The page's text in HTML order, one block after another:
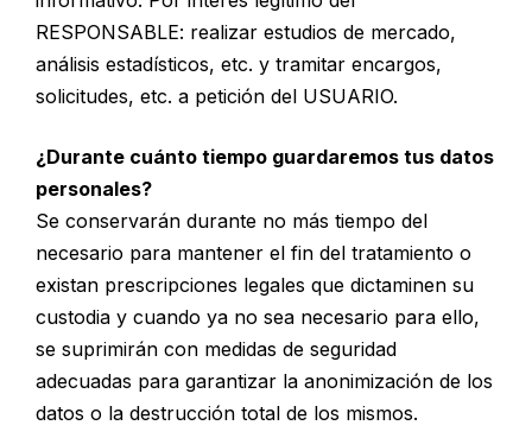
RESPONSABLE: realizar estudios de mercado,
análisis estadísticos, etc. y tramitar encargos,
solicitudes, etc. a petición del USUARIO.
¿Durante cuánto tiempo guardaremos tus datos
personales?
Se conservarán durante no más tiempo del
necesario para mantener el fin del tratamiento o
existan prescripciones legales que dictaminen su
custodia y cuando ya no sea necesario para ello,
se suprimirán con medidas de seguridad
adecuadas para garantizar la anonimización de los
datos o la destrucción total de los mismos.